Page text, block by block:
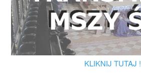
KLIKNIJ TUTAJ !